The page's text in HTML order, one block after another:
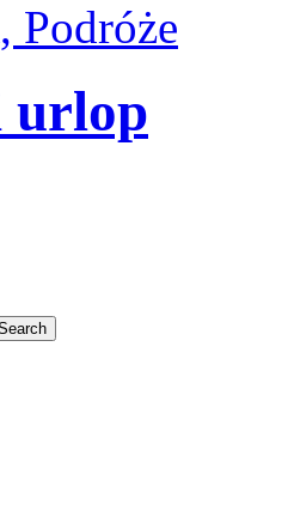
Podróże
urlop